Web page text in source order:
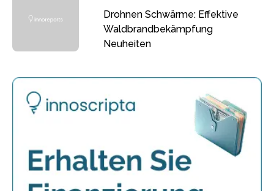
Drohnen Schwärme: Effektive
Waldbrandbekämpfung
Neuheiten